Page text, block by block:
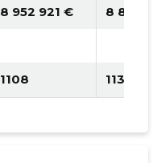
8 952 921 € 8 825
1108 1131